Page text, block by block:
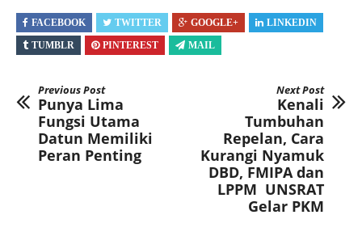
FACEBOOK TWITTER GOOGLE+
LINKEDIN
TUMBLR
PINTEREST MAIL
Previous Post
Punya Lima
Fungsi Utama
Datun Memiliki
Peran Penting
Next Post
Kenali
Tumbuhan
Repelan, Cara
Kurangi Nyamuk
DBD, FMIPA dan
LPPM UNSRAT
Gelar PKM